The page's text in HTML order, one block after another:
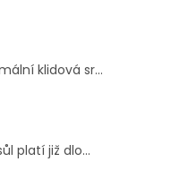
klidová sr...
platí již dlo...